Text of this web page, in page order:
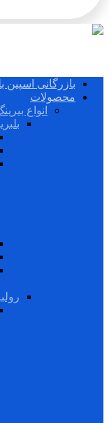
بازرگانی اسپین
محصولات
انواع